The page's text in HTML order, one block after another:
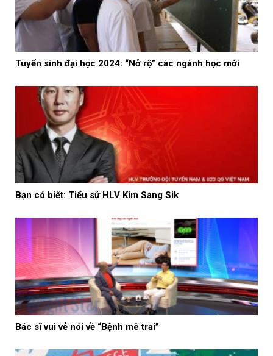
Tuyển sinh đại học 2024: “Nở rộ” các ngành học mới
Bạn có biết: Tiểu sử HLV Kim Sang Sik
Bác sĩ vui vẻ nói về “Bệnh mê trai”